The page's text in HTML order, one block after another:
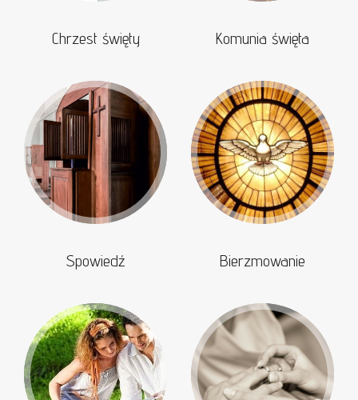
Chrzest święty Komunia święta
Spowiedź Bierzmowanie